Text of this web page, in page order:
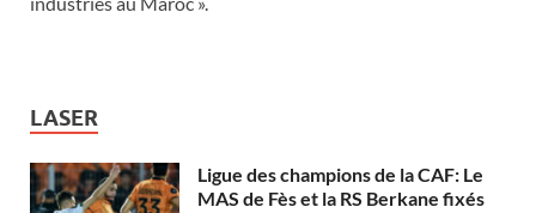
LASER
Ligue des champions de la CAF: Le
MAS de Fès et la RS Berkane fixés